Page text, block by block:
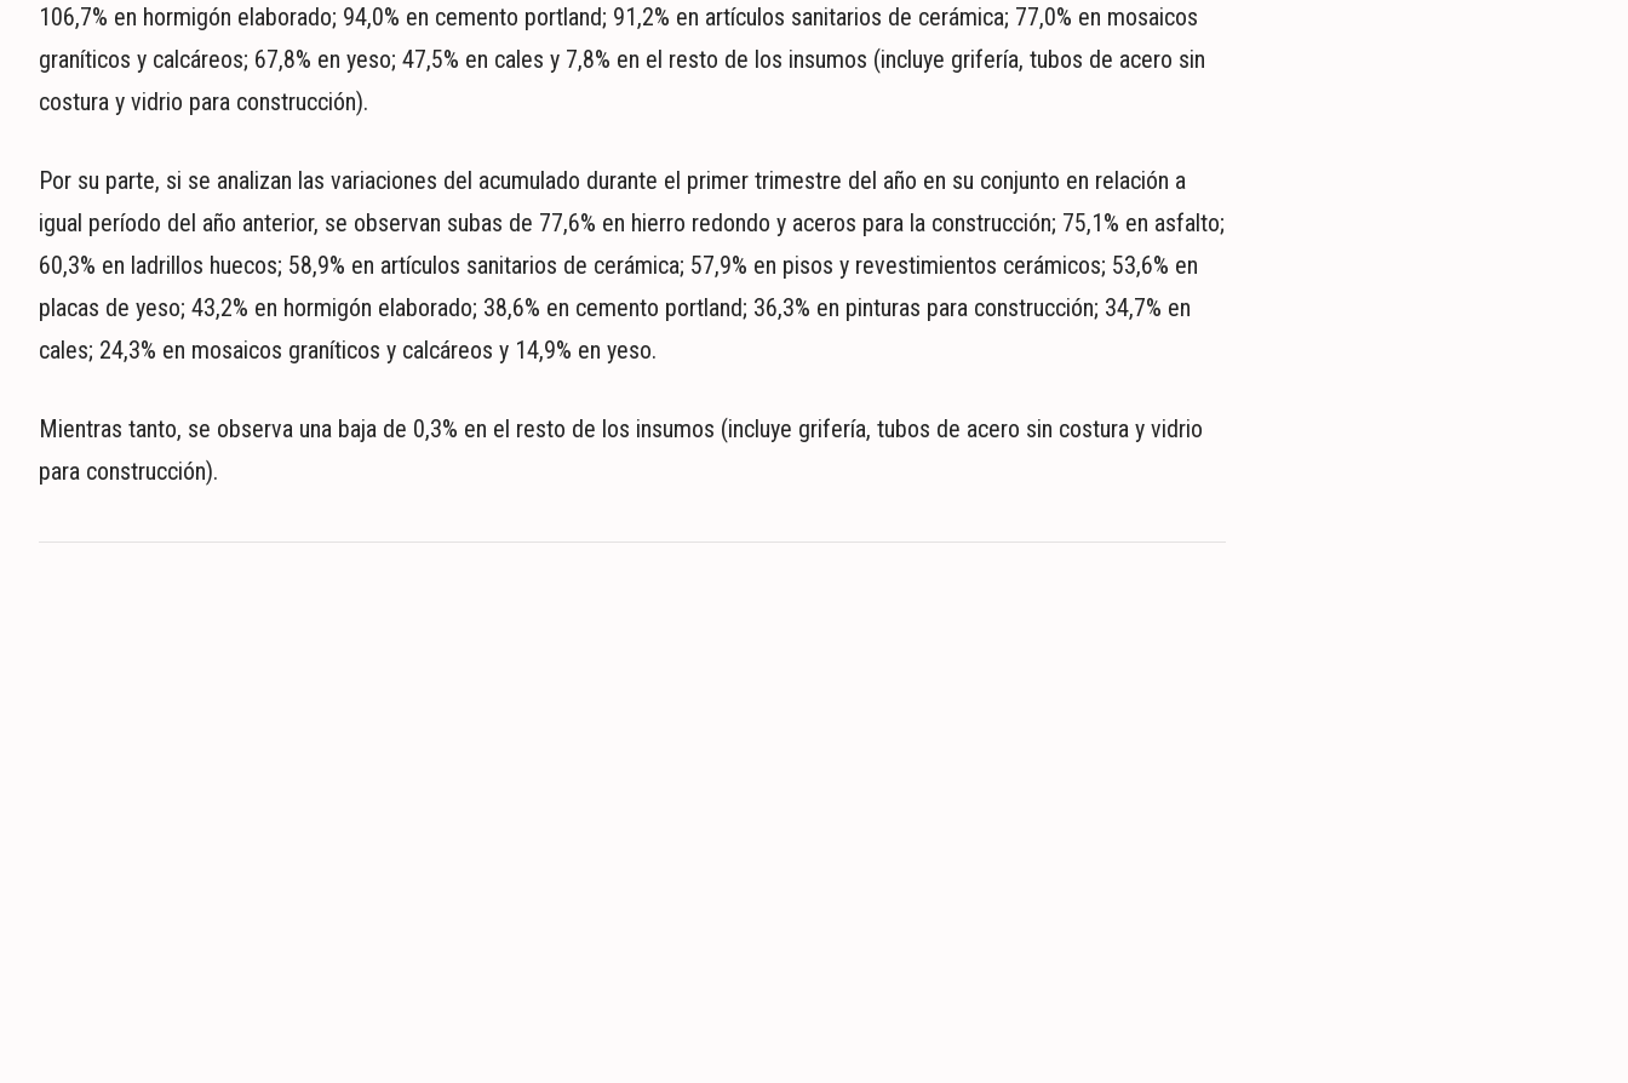
106,7% en hormigón elaborado; 94,0% en cemento portland; 91,2% en artículos sanitarios de cerámica; 77,0% en mosaicos
graníticos y calcáreos; 67,8% en yeso; 47,5% en cales y 7,8% en el resto de los insumos (incluye grifería, tubos de acero sin
costura y vidrio para construcción).
Por su parte, si se analizan las variaciones del acumulado durante el primer trimestre del año en su conjunto en relación a
igual período del año anterior, se observan subas de 77,6% en hierro redondo y aceros para la construcción; 75,1% en asfalto;
60,3% en ladrillos huecos; 58,9% en artículos sanitarios de cerámica; 57,9% en pisos y revestimientos cerámicos; 53,6% en
placas de yeso; 43,2% en hormigón elaborado; 38,6% en cemento portland; 36,3% en pinturas para construcción; 34,7% en
cales; 24,3% en mosaicos graníticos y calcáreos y 14,9% en yeso.
Mientras tanto, se observa una baja de 0,3% en el resto de los insumos (incluye grifería, tubos de acero sin costura y vidrio
para construcción).